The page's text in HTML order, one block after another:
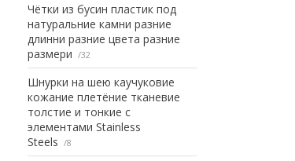
Чётки из бусин пластик под
натуральние камни разние
длинни разние цвета разние
размери
32
Шнурки на шею каучуковие
кожание плетёние тканевие
толстие и тонкие с
элементами Stainless
Steels
8